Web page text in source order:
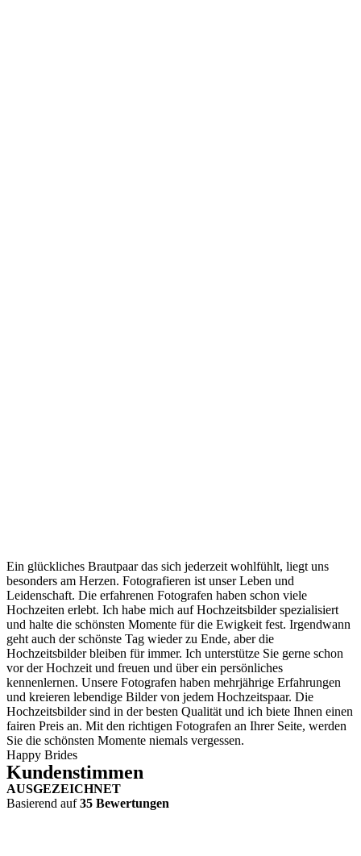
Ein glückliches Brautpaar das sich jederzeit wohlfühlt, liegt uns
besonders am Herzen. Fotografieren ist unser Leben und
Leidenschaft. Die erfahrenen Fotografen haben schon viele
Hochzeiten erlebt. Ich habe mich auf Hochzeitsbilder spezialisiert
und halte die schönsten Momente für die Ewigkeit fest. Irgendwann
geht auch der schönste Tag wieder zu Ende, aber die
Hochzeitsbilder bleiben für immer. Ich unterstütze Sie gerne schon
vor der Hochzeit und freuen und über ein persönliches
kennenlernen. Unsere Fotografen haben mehrjährige Erfahrungen
und kreieren lebendige Bilder von jedem Hochzeitspaar. Die
Hochzeitsbilder sind in der besten Qualität und ich biete Ihnen einen
fairen Preis an. Mit den richtigen Fotografen an Ihrer Seite, werden
Sie die schönsten Momente niemals vergessen.
Happy Brides
Kundenstimmen
AUSGEZEICHNET
Basierend auf35 Bewertungen